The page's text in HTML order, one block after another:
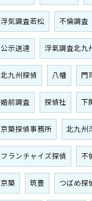
浮気調査若松 不倫調査
公示送達 浮氣調査北九
北九州探偵 八幡 門
婚前調査 探偵社 下
京築探偵事務所 北九州
フランチャイズ探偵 不
京築 筑豊 つばめ探